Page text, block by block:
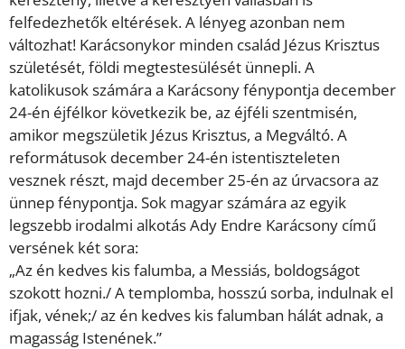
felfedezhetők eltérések. A lényeg azonban nem
változhat! Karácsonykor minden család Jézus Krisztus
születését, földi megtestesülését ünnepli. A
katolikusok számára a Karácsony fénypontja december
24-én éjfélkor következik be, az éjféli szentmisén,
amikor megszületik Jézus Krisztus, a Megváltó. A
reformátusok december 24-én istentiszteleten
vesznek részt, majd december 25-én az úrvacsora az
ünnep fénypontja. Sok magyar számára az egyik
legszebb irodalmi alkotás Ady Endre Karácsony című
versének két sora:
„Az én kedves kis falumba, a Messiás, boldogságot
szokott hozni./ A templomba, hosszú sorba, indulnak el
ifjak, vének;/ az én kedves kis falumban hálát adnak, a
magasság Istenének.”